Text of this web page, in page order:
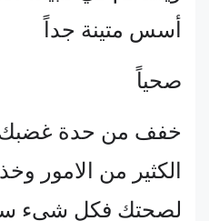
أسس متينة جداً
صحياً
خفف من حدة غضبك
الكثير من الامور
لصحتك فكل شيء